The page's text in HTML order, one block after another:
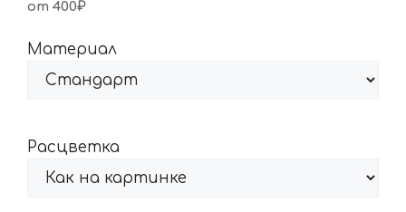
от 400₽
Материал
Расцветка